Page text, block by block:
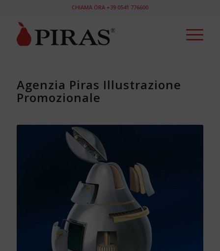
CHIAMA ORA +39 0541 776600
Agenzia Piras Illustrazione
Promozionale